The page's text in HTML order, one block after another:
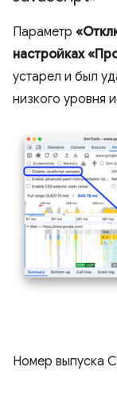
Параметр
настройках
устарел и был
низкого уровня
Номер выпуска